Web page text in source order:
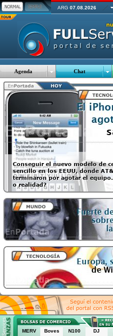
ARG 07.08.2026
Agenda Chat
MERV Boves N100 DJ